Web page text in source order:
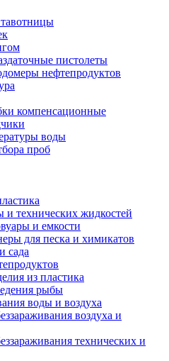
пистолеты
нефтепродуктов
компенсационные
воды
проб
и технических жидкостей
и емкости
для песка и химикатов
сада
из пластика
рыбы
воды и воздуха
воздуха и
технических и